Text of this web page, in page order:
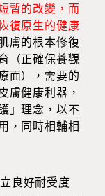
暫的改變，而
復原生的健康
膚的根本修復
（正確保養觀
面），需要的
膚健康利器，
」理念，以不
，同時相輔相
良好耐受度